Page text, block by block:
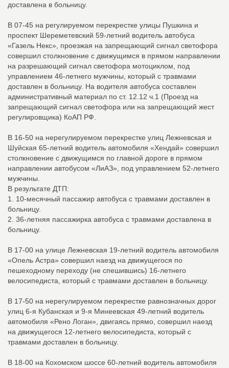
доставлена в больницу.
В 07-45 на регулируемом перекрестке улицы Пушкина и
проспект Шереметевский 59-летний водитель автобуса
«Газель Некс», проезжая на запрещающий сигнал светофора
совершил столкновение с движущимся в прямом направлении
на разрешающий сигнал светофора мотоциклом, под
управлением 46-летнего мужчины, который с травмами
доставлен в больницу. На водителя автобуса составлен
административный материал по ст. 12.12 ч.1 (Проезд на
запрещающий сигнал светофора или на запрещающий жест
регулировщика) КоАП РФ.
В 16-50 на нерегулируемом перекрестке улиц Лежневская и
Шуйская 65-летний водитель автомобиля «Хендай» совершил
столкновение с движущимся по главной дороге в прямом
направлении автобусом «ЛиАЗ», под управлением 52-летнего
мужчины.
В результате ДТП:
1. 10-месячный пассажир автобуса с травмами доставлен в
больницу.
2. 36-летняя пассажирка автобуса с травмами доставлена в
больницу.
В 17-00 на улице Лежневская 19-летний водитель автомобиля
«Опель Астра» совершил наезд на движущегося по
пешеходному переходу (не спешившись) 16-летнего
велосипедиста, который с травмами доставлен в больницу.
В 17-50 на нерегулируемом перекрестке равнозначных дорог
улиц 6-я Кубанская и 9-я Минеевская 49-летний водитель
автомобиля «Рено Логан», двигаясь прямо, совершил наезд
на движущегося 12-летнего велосипедиста, который с
травмами доставлен в больницу.
В 18-00 на Кохомском шоссе 60-летний водитель автомобиля